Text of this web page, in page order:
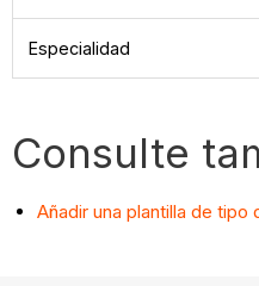
Especialidad
Consulte
Añadir una plantilla de